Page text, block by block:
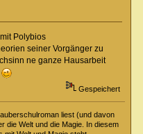
Polybios
seiner Vorgänger zu
ne ganze Hausarbeit
Gespeichert
liest (und davon
die Welt und die Magie. In diesem